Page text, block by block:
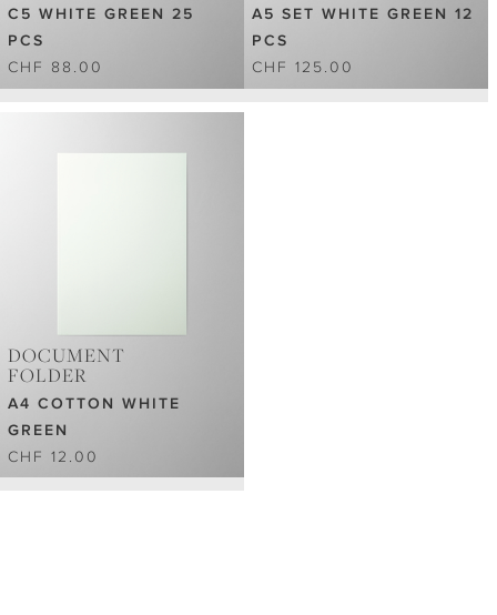
C5 WHITE GREEN 25
PCS
CHF 88.00
A5 SET WHITE GREEN 12
PCS
CHF 125.00
DOCUMENT
FOLDER
A4 COTTON WHITE
GREEN
CHF 12.00